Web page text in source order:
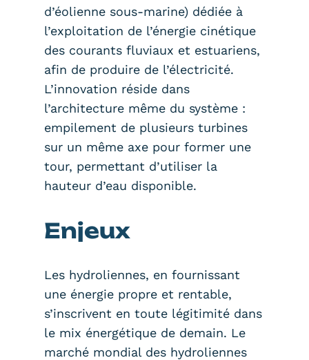
d’éolienne sous-marine) dédiée à
l’exploitation de l’énergie cinétique
des courants fluviaux et estuariens,
afin de produire de l’électricité.
L’innovation réside dans
l’architecture même du système :
empilement de plusieurs turbines
sur un même axe pour former une
tour, permettant d’utiliser la
hauteur d’eau disponible.
Enjeux
Les hydroliennes, en fournissant
une énergie propre et rentable,
s’inscrivent en toute légitimité dans
le mix énergétique de demain. Le
marché mondial des hydroliennes